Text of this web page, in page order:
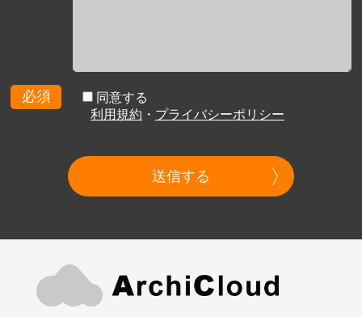
必須
同意する
利用規約 ・ プライバシーポリシー
送信する